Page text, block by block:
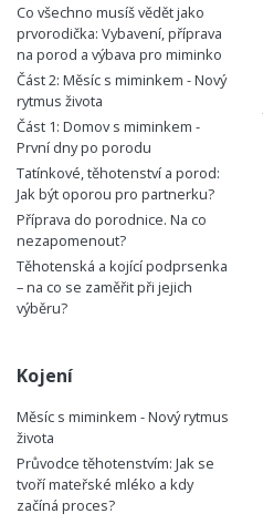
Co všechno musíš vědět jako
prvorodička: Vybavení, příprava
na porod a výbava pro miminko
Část 2: Měsíc s miminkem - Nový
rytmus života
Část 1: Domov s miminkem -
První dny po porodu
Tatínkové, těhotenství a porod:
Jak být oporou pro partnerku?
Příprava do porodnice. Na co
nezapomenout?
Těhotenská a kojící podprsenka
– na co se zaměřit při jejich
výběru?
Kojení
Měsíc s miminkem - Nový rytmus
života
Průvodce těhotenstvím: Jak se
tvoří mateřské mléko a kdy
začíná proces?